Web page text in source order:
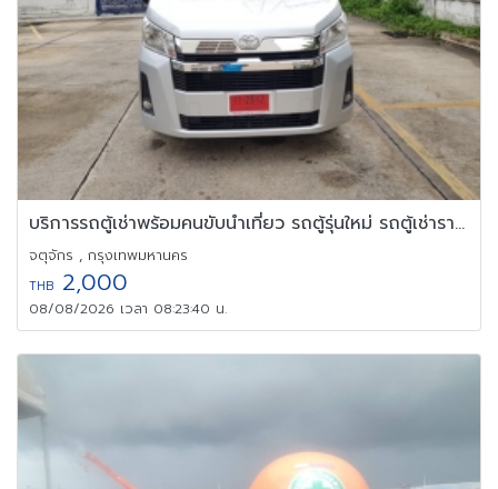
บริการรถตู้เช่าพร้อมคนขับนำเที่ยว รถตู้รุ่นใหม่ รถตู้เช่ารายวัน
จตุจักร , กรุงเทพมหานคร
THB 2,000
08/08/2026 เวลา 08:23:40 น.